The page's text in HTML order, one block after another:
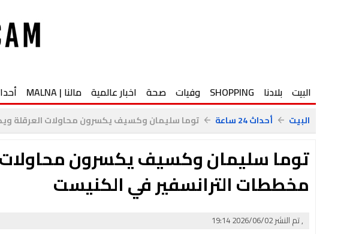
البيت بلادنا SHOPPING وفيات صحة اخبار عالمية مالنا | MALNA
البيت arrow_back أحداث 24 ساعة arrow_back توما سليمان وكسيف يكسرون محاولات العرقلة
توما سليمان وكسيف يكسرون
مخططات الترانسفير في الكنيست
, تم النشر 2026/06/02 19:14